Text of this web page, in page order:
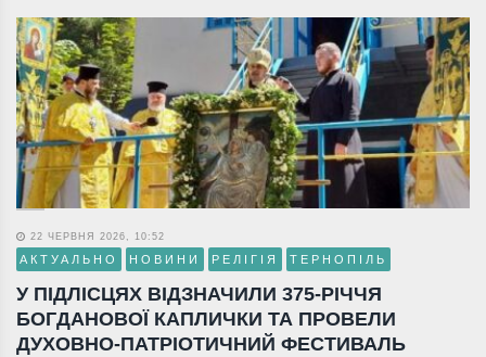
22 ЧЕРВНЯ 2026, 10:52
АКТУАЛЬНО НОВИНИ РЕЛІГІЯ ТЕРНОПІЛЬ
У ПІДЛІСЦЯХ ВІДЗНАЧИЛИ 375-РІЧЧЯ
БОГДАНОВОЇ КАПЛИЧКИ ТА ПРОВЕЛИ
ДУХОВНО-ПАТРІОТИЧНИЙ ФЕСТИВАЛЬ